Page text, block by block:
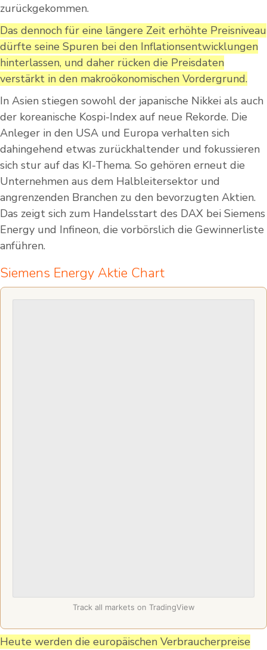
zurückgekommen.
Das dennoch für eine längere Zeit erhöhte Preisniveau
dürfte seine Spuren bei den Inflationsentwicklungen
hinterlassen, und daher rücken die Preisdaten
verstärkt in den makroökonomischen Vordergrund.
In Asien stiegen sowohl der japanische Nikkei als auch
der koreanische Kospi-Index auf neue Rekorde. Die
Anleger in den USA und Europa verhalten sich
dahingehend etwas zurückhaltender und fokussieren
sich stur auf das KI-Thema. So gehören erneut die
Unternehmen aus dem Halbleitersektor und
angrenzenden Branchen zu den bevorzugten Aktien.
Das zeigt sich zum Handelsstart des DAX bei Siemens
Energy und Infineon, die vorbörslich die Gewinnerliste
anführen.
Siemens Energy Aktie Chart
Track all markets on TradingView
Heute werden die europäischen Verbraucherpreise